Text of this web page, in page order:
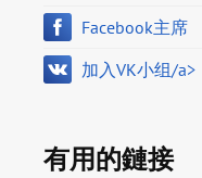
Facebook主席
加入VK小组/a>
有用的鏈接